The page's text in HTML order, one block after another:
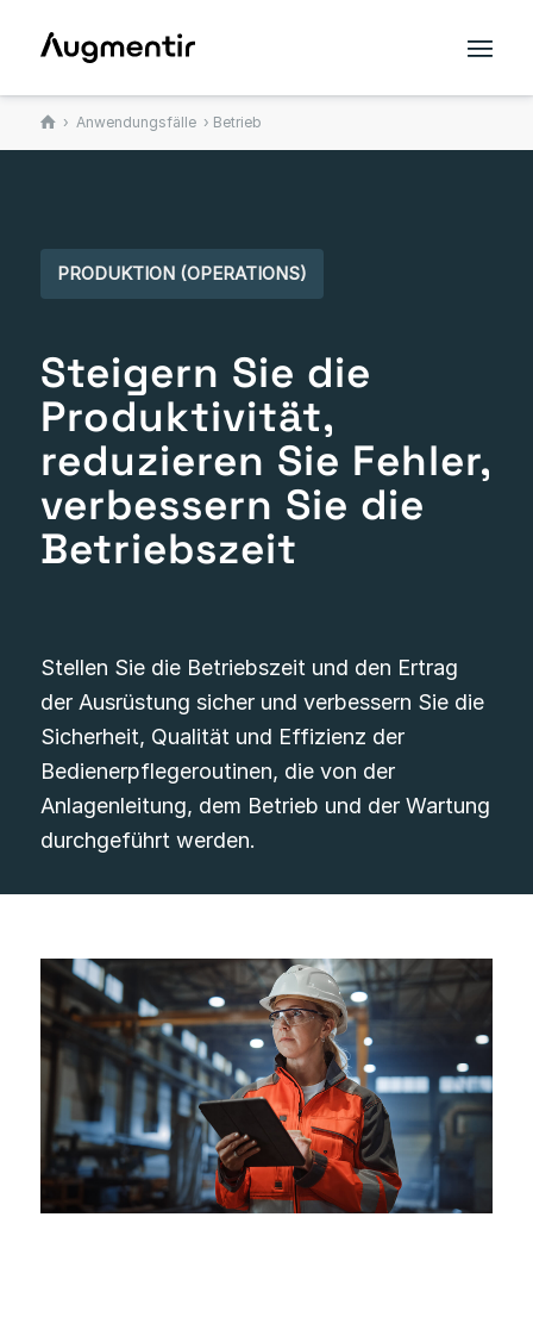
› Anwendungsfälle› Betrieb
PRODUKTION (OPERATIONS)
Steigern Sie die
Produktivität,
reduzieren Sie Fehler,
verbessern Sie die
Betriebszeit
Stellen Sie die Betriebszeit und den Ertrag
der Ausrüstung sicher und verbessern Sie die
Sicherheit, Qualität und Effizienz der
Bedienerpflegeroutinen, die von der
Anlagenleitung, dem Betrieb und der Wartung
durchgeführt werden.